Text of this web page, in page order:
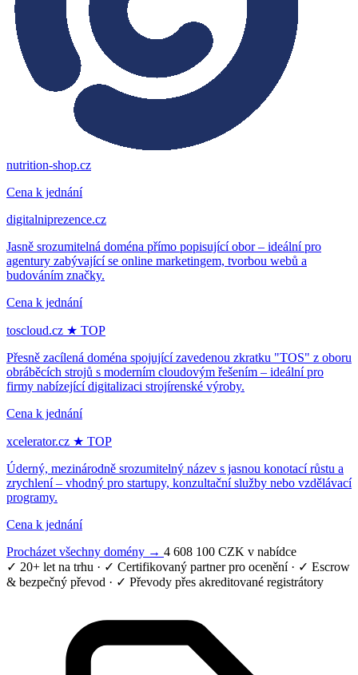
nutrition-shop.cz
Cena k jednání
digitalniprezence.cz
Jasně srozumitelná doména přímo popisující obor – ideální pro
agentury zabývající se online marketingem, tvorbou webů a
budováním značky.
Cena k jednání
toscloud.cz ★ TOP
Přesně zacílená doména spojující zavedenou zkratku "TOS" z oboru
obráběcích strojů s moderním cloudovým řešením – ideální pro
firmy nabízející digitalizaci strojírenské výroby.
Cena k jednání
xcelerator.cz ★ TOP
Úderný, mezinárodně srozumitelný název s jasnou konotací růstu a
zrychlení – vhodný pro startupy, konzultační služby nebo vzdělávací
programy.
Cena k jednání
Procházet všechny domény → 4 608 100 CZK v nabídce
✓ 20+ let na trhu · ✓ Certifikovaný partner pro ocenění · ✓ Escrow
& bezpečný převod · ✓ Převody přes akreditované registrátory